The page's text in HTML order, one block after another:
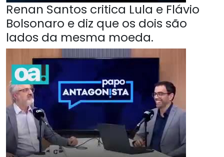
Renan Santos critica Lula e Flávio
Bolsonaro e diz que os dois são
lados da mesma moeda.